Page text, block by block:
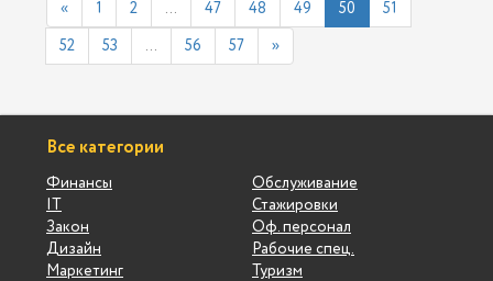
« 1 2 ... 47 48 49 50 51
52 53 ... 56 57 »
Все категории
Финансы
IT
Закон
Дизайн
Маркетинг
Обслуживание
Стажировки
Оф. персонал
Рабочие спец.
Туризм